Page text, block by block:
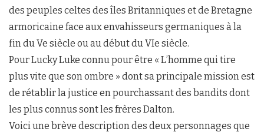
des peuples celtes des îles Britanniques et de Bretagne
armoricaine face aux envahisseurs germaniques à la
fin du Ve siècle ou au début du VIe siècle.
Pour Lucky Luke connu pour être « L’homme qui tire
plus vite que son ombre » dont sa principale mission est
de rétablir la justice en pourchassant des bandits dont
les plus connus sont les frères Dalton.
Voici une brève description des deux personnages que